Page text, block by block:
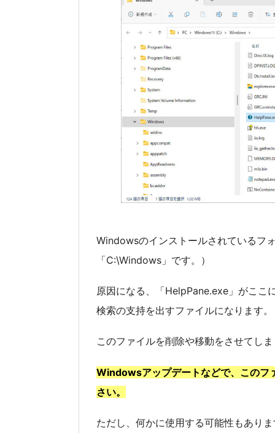
Windowsのインストールされているフ
「C:\Windows」です。）
原因になる、「HelpPane.exe」がここ
検索の支持を出すファイルになります。
このファイルを削除や移動をさせてし
Windowsアップデートなどで、このフ
さい。
ただし、何かに使用する可能性もあり